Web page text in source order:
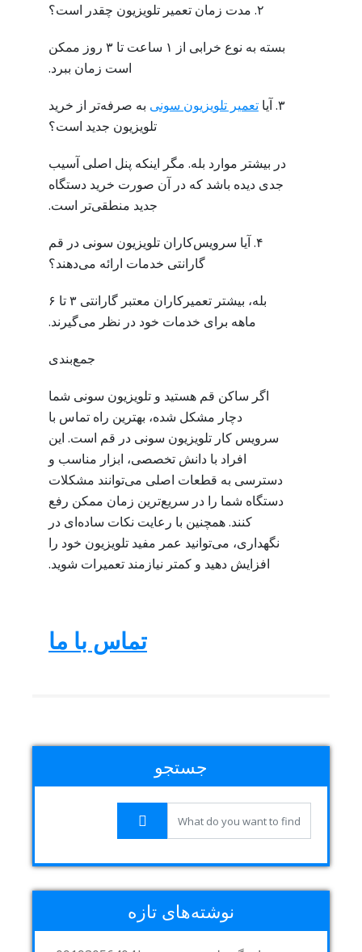
۲. مدت زمان تعمیر تلویزیون چقدر است؟
بسته به نوع خرابی از ۱ ساعت تا ۳ روز ممکن
است زمان ببرد.
۳. آیا تعمیر تلویزیون سونی به صرفه‌تر از خرید
تلویزیون جدید است؟
در بیشتر موارد بله. مگر اینکه پنل اصلی آسیب
جدی دیده باشد که در آن صورت خرید دستگاه
جدید منطقی‌تر است.
۴. آیا سرویس‌کاران تلویزیون سونی در قم
گارانتی خدمات ارائه می‌دهند؟
بله، بیشتر تعمیرکاران معتبر گارانتی ۳ تا ۶
ماهه برای خدمات خود در نظر می‌گیرند.
جمع‌بندی
اگر ساکن قم هستید و تلویزیون سونی شما
دچار مشکل شده، بهترین راه تماس با
سرویس کار تلویزیون سونی در قم است. این
افراد با دانش تخصصی، ابزار مناسب و
دسترسی به قطعات اصلی می‌توانند مشکلات
دستگاه شما را در سریع‌ترین زمان ممکن رفع
کنند. همچنین با رعایت نکات ساده‌ای در
نگهداری، می‌توانید عمر مفید تلویزیون خود را
افزایش دهید و کمتر نیازمند تعمیرات شوید.
تماس با ما
جستجو
نوشته‌های تازه